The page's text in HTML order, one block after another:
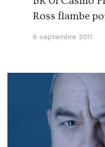
Ross flambe
6 septembre 2011